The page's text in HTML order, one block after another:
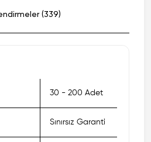
(339)
30 - 200 Adet
Sınırsız Garanti